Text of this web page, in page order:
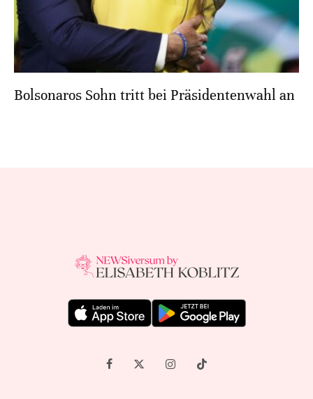
Bolsonaros Sohn tritt bei Präsidentenwahl an